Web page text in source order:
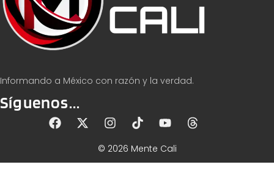
Informando a México con razón y la verdad.
Síguenos...
© 2026 Mente Cali